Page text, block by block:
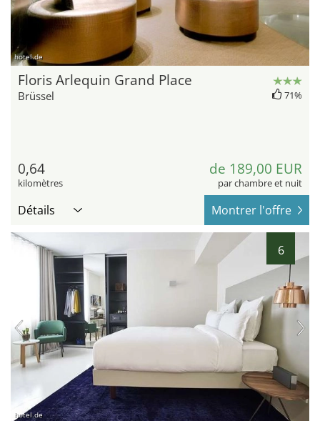
hotel.de
Floris Arlequin Grand Place
Brüssel 71%
0,64
kilomètres
de 189,00 EUR
par chambre et nuit
Détails Montrer l'offre
6
hotel.de